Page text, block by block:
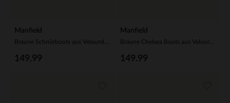
Manfield
149.99
Manfield
Braune Chelsea Boots aus Veloursleder
149.99